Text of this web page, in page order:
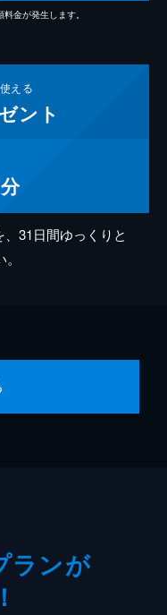
金が発生します。
える
ント
31日間ゆっくりと
ランが